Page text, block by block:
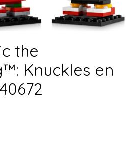
the
Knuckles en